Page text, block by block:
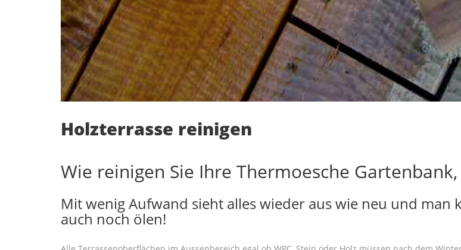
Holzterrasse reinigen
Wie reinigen Sie Ihre Thermoesche
Mit wenig Aufwand sieht alles wieder aus wie neu und man
auch noch ölen!